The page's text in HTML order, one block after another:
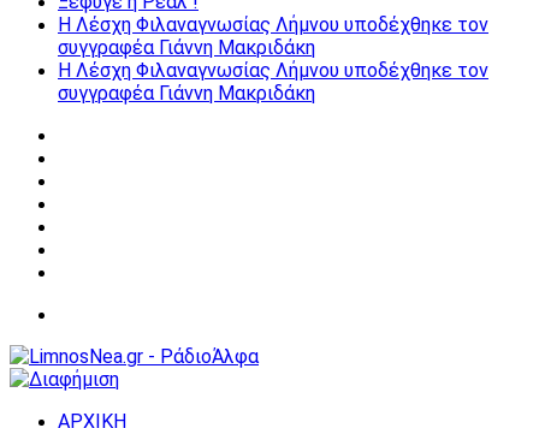
Η Λέσχη Φιλαναγνωσίας Λήμνου υποδέχθηκε τον
συγγραφέα Γιάννη Μακριδάκη
Η Λέσχη Φιλαναγνωσίας Λήμνου υποδέχθηκε τον
συγγραφέα Γιάννη Μακριδάκη
ΑΡΧΙΚΗ